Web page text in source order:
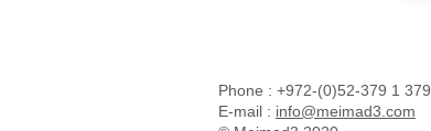
Phone : +972-(0)52-379 1 379
E-mail : info@meimad3.com